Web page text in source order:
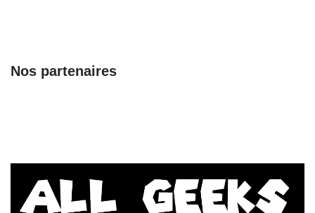
Nos partenaires